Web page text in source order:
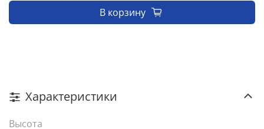
В корзину
Характеристики
Высота